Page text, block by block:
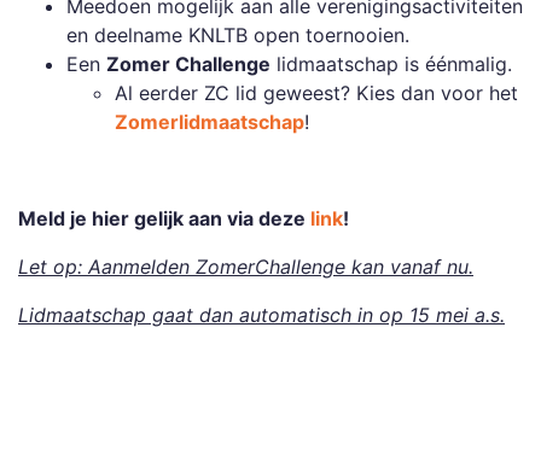
Meedoen mogelijk aan alle verenigingsactiviteiten
en deelname KNLTB open toernooien.
Een Zomer Challenge lidmaatschap is éénmalig.
Al eerder ZC lid geweest? Kies dan voor het
Zomerlidmaatschap!
Meld je hier gelijk aan via deze link!
Let op: Aanmelden ZomerChallenge kan vanaf nu.
Lidmaatschap gaat dan automatisch in op 15 mei a.s.